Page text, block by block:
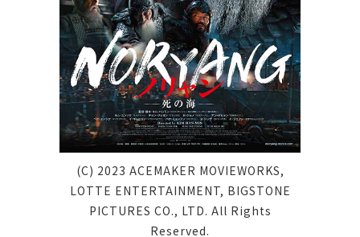
(C) 2023 ACEMAKER MOVIEWORKS,
LOTTE ENTERTAINMENT, BIGSTONE
PICTURES CO., LTD. All Rights
Reserved.